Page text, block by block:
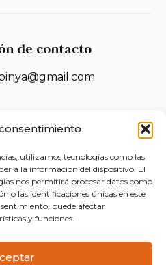
utilizamos tecnologías como las
a la información del dispositivo. El
nos permitirá procesar datos como
o las identificaciones únicas en este
puede afectar
y funciones.
de contacto
legal
privacidad
cookies (UE)